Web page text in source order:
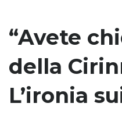
“Avete
della
L’ironia